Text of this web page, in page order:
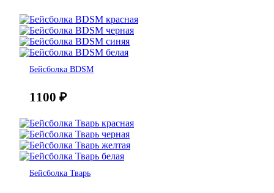
Бейсболка BDSM
1100 ₽
Бейсболка Тварь